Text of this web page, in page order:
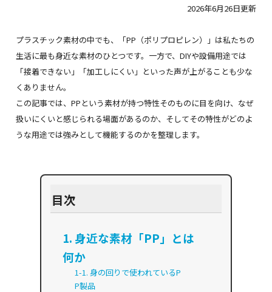
2026年6月26日更新
プラスチック素材の中でも、「PP（ポリプロピレン）」は私たちの
生活に最も身近な素材のひとつです。一方で、DIYや設備用途では
「接着できない」「加工しにくい」といった声が上がることも少な
くありません。
この記事では、PPという素材が持つ特性そのものに目を向け、なぜ
扱いにくいと感じられる場面があるのか、そしてその特性がどのよ
うな用途では強みとして機能するのかを整理します。
目次
1. 身近な素材「PP」とは
何か
1-1. 身の回りで使われているP
P製品